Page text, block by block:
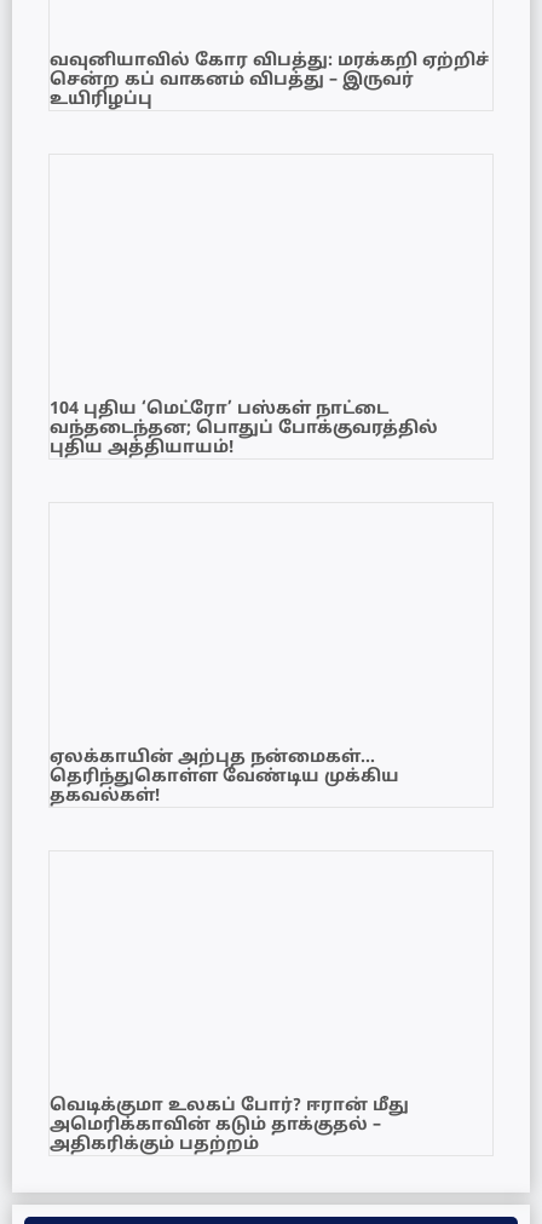
வவுனியாவில் கோர விபத்து: மரக்கறி ஏற்றிச்
சென்ற கப் வாகனம் விபத்து – இருவர்
உயிரிழப்பு
104 புதிய ‘மெட்ரோ’ பஸ்கள் நாட்டை
வந்தடைந்தன; பொதுப் போக்குவரத்தில்
புதிய அத்தியாயம்!
ஏலக்காயின் அற்புத நன்மைகள்…
தெரிந்துகொள்ள வேண்டிய முக்கிய
தகவல்கள்!
வெடிக்குமா உலகப் போர்? ஈரான் மீது
அமெரிக்காவின் கடும் தாக்குதல் –
அதிகரிக்கும் பதற்றம்